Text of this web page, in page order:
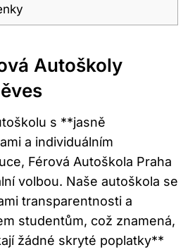
Autoškoly
s **jasně
a individuálním
Férová ⁣Autoškola Praha
volbou. Naše⁤ autoškola se
transparentnosti ‍a
studentům, což znamená,
žádné skryté poplatky**